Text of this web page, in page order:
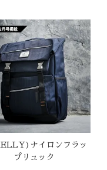
ナイロンフラッ
プリュック